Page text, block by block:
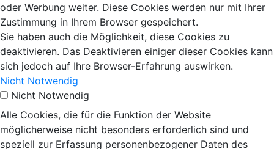
oder Werbung weiter. Diese Cookies werden nur mit Ihrer
Zustimmung in Ihrem Browser gespeichert.
Sie haben auch die Möglichkeit, diese Cookies zu
deaktivieren. Das Deaktivieren einiger dieser Cookies kann
sich jedoch auf Ihre Browser-Erfahrung auswirken.
Nicht Notwendig
Nicht Notwendig
Alle Cookies, die für die Funktion der Website
möglicherweise nicht besonders erforderlich sind und
speziell zur Erfassung personenbezogener Daten des